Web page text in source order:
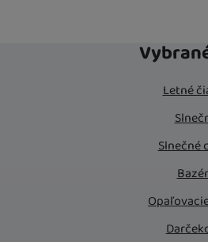
Letné
Slnečné